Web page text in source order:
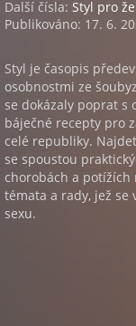
Další čísla: Styl pro
Publikováno: 17. 6.
Styl je časopis
osobnostmi ze
se dokázaly poprat s
báječné recepty pro
celé republiky.
se spoustou
chorobách a
témata a rady, jež
sexu.